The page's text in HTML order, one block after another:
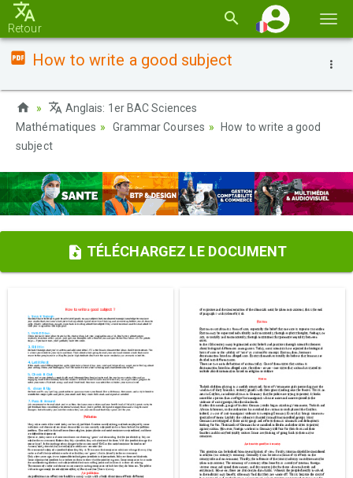
la
Retour
How to write a good subject
Anglais: 1er BAC Sciences
Mathématiques
Grammar Courses
How to write a good
subject
TÉLÉCHARGEZ LE DOCUMENT